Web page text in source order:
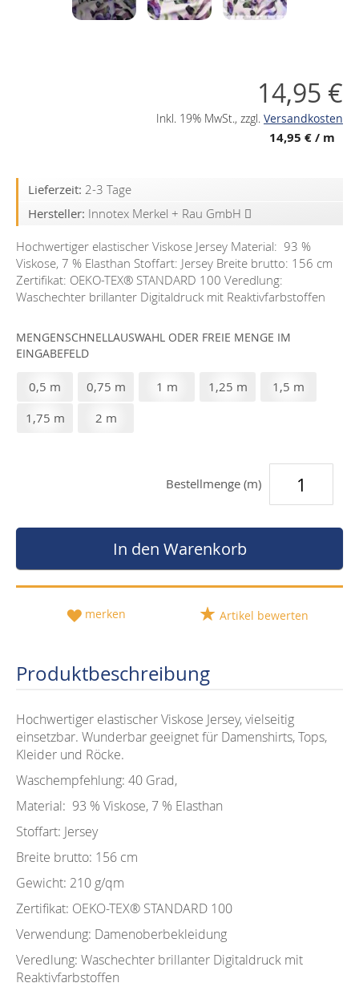
14,95 €
Inkl. 19% MwSt., zzgl. Versandkosten
14,95 €/ m
Lieferzeit: 2-3 Tage
Hersteller: Innotex Merkel + Rau GmbH
Hochwertiger elastischer Viskose Jersey Material: 93 %
Viskose, 7 % Elasthan Stoffart: Jersey Breite brutto: 156 cm
Zertifikat: OEKO-TEX®️ STANDARD 100 Veredlung:
Waschechter brillanter Digitaldruck mit Reaktivfarbstoffen
MENGENSCHNELLAUSWAHL ODER FREIE MENGE IM
EINGABEFELD
0,5 m 0,75 m 1 m 1,25 m
1,5 m
1,75 m
2 m
Bestellmenge (m)
In den Warenkorb
merken Artikel bewerten
Produktbeschreibung
Hochwertiger elastischer Viskose Jersey, vielseitig
einsetzbar. Wunderbar geeignet für Damenshirts, Tops,
Kleider und Röcke.
Waschempfehlung: 40 Grad,
Material: 93 % Viskose, 7 % Elasthan
Stoffart: Jersey
Breite brutto: 156 cm
Gewicht: 210 g/qm
Zertifikat: OEKO-TEX®️ STANDARD 100
Verwendung: Damenoberbekleidung
Veredlung: Waschechter brillanter Digitaldruck mit
Reaktivfarbstoffen